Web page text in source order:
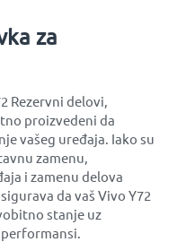
za
Rezervni delovi,
proizvedeni da
vašeg uređaja. Iako su
zamenu,
i zamenu delova
da vaš Vivo Y72
stanje uz